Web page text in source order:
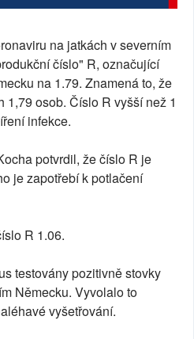
na jatkách v severním
číslo" R, označující
na 1.79. Znamená to, že
1,79 osob. Číslo R vyšší než 1
infekce.
potvrdil, že číslo R je
je zapotřebí k potlačení
R 1.06.
testovány pozitivně stovky
Německu. Vyvolalo to
vyšetřování.